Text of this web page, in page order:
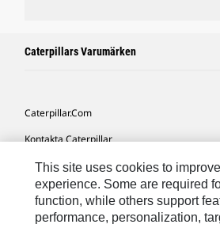
Caterpillars Varumärken
Caterpillar.com
Kontakta Caterpillar
Mina Marknadsföringspreferenser
Platskarta
Cookie Settings
This site uses cookies to
experience. Some are required
function, while others support
performance, personalization,